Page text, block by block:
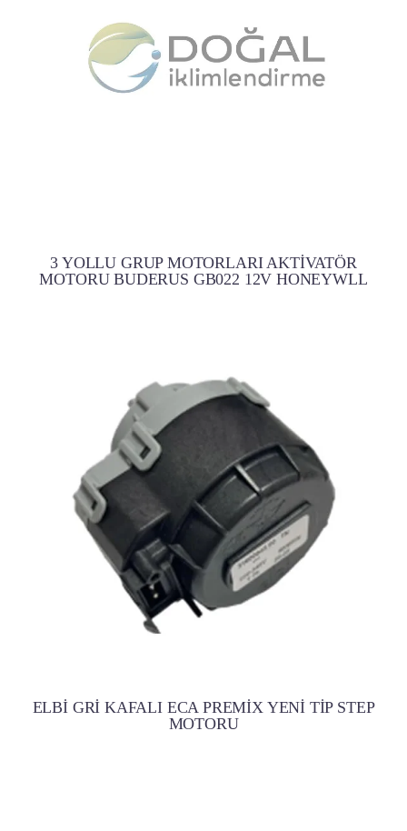
3 YOLLU GRUP MOTORLARI AKTİVATÖR
MOTORU BUDERUS GB022 12V HONEYWLL
ELBİ GRİ KAFALI ECA PREMİX YENİ TİP STEP
MOTORU